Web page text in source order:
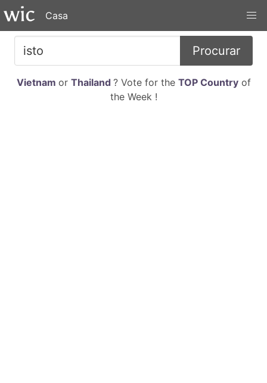
Casa
Procurar
Vietnam or Thailand ? Vote for the TOP Countryof
the Week !